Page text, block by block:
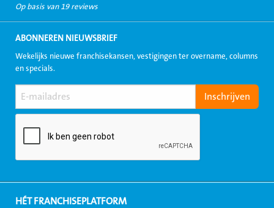
Op basis van 19 reviews
ABONNEREN NIEUWSBRIEF
Wekelijks nieuwe franchisekansen, vestigingen ter overname, columns
en specials.
HÉT FRANCHISEPLATFORM